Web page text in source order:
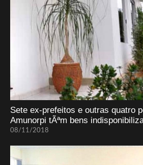
Sete ex-prefeitos e outras quatro
Amunorpi tÃªm bens
08/11/2018